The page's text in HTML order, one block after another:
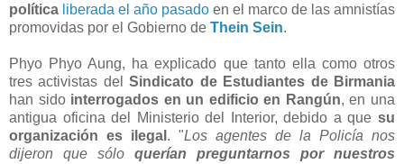
política liberada el año pasado en el marco de las amnistías
promovidas por el Gobierno de Thein Sein.
Phyo Phyo Aung, ha explicado que tanto ella como otros
tres activistas delSindicato de Estudiantes de Birmania
han sido interrogados en un edificio en Rangún, en una
antigua oficina del Ministerio del Interior, debido a que su
organización es ilegal . "Los agentes de la Policía nos
dijeron que sólo querían preguntarnos por nuestros